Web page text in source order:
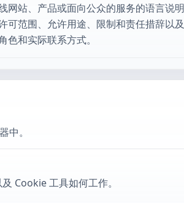
网站、产品或面向公众的服务的语言说明
可范围、允许用途、限制和责任措辞以
色和实际联系方式。
中。
Cookie 工具如何工作。